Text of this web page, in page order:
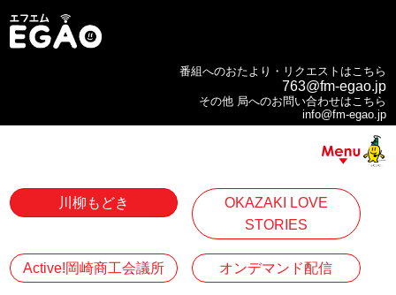
番組へのおたより・リクエストはこちら
763@fm-egao.jp
その他 局へのお問い合わせはこちら
info@fm-egao.jp
川柳もどき
OKAZAKI LOVE
STORIES
Active!岡崎商工会議所 オンデマンド配信